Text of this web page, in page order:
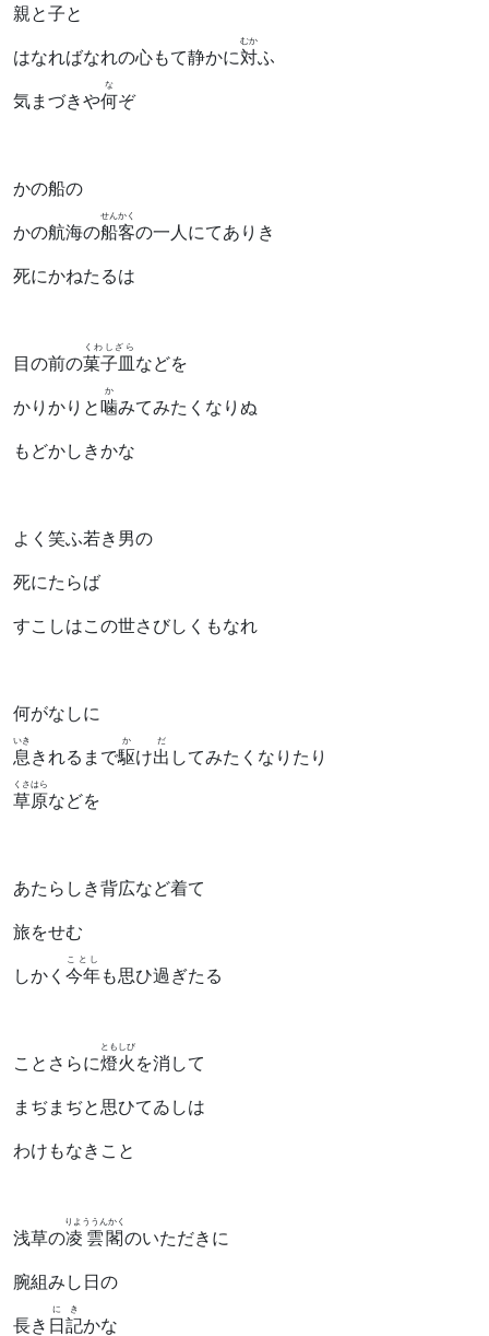
親と子と
はなればなれの心もて静かに対
むか
ふ
気まづきや何
な
ぞ
かの船の
かの航海の船客
せんかく
の一人にてありき
死にかねたるは
目の前の菓子皿
くわしざら
などを
かりかりと噛
か
みてみたくなりぬ
もどかしきかな
よく笑ふ若き男の
死にたらば
すこしはこの世さびしくもなれ
何がなしに
息
いき
きれるまで駆
か
け出
だ
してみたくなりたり
草原
くさはら
などを
あたらしき背広など着て
旅をせむ
しかく 今年
ことし
も思ひ過ぎたる
ことさらに燈火
ともしび
を消して
まぢまぢと思ひてゐしは
わけもなきこと
浅草の凌雲閣
りよううんかく
のいただきに
腕組みし日の
長き 日記
にき
かな